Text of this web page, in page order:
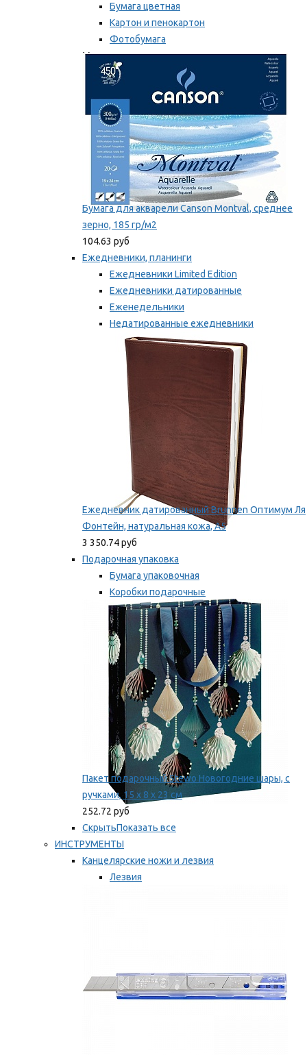
Бумага цветная
Картон и пенокартон
Фотобумага
Мы рекомендуем
Бумага для акварели Canson Montval, среднее
зерно, 185 гр/м2
104.63 руб
Ежедневники, планинги
Ежедневники Limited Edition
Ежедневники датированные
Еженедельники
Недатированные ежедневники
Планинги
Мы рекомендуем
Ежедневник датированный Brunnen Оптимум Ля
Фонтейн, натуральная кожа, А5
3 350.74 руб
Подарочная упаковка
Бумага упаковочная
Коробки подарочные
Ленты, бобины
Мы рекомендуем
Пакет подарочный Stewo Новогодние шары, с
ручками, 15 х 8 х 23 см
252.72 руб
СкрытьПоказать все
ИНСТРУМЕНТЫ
Канцелярские ножи и лезвия
Лезвия